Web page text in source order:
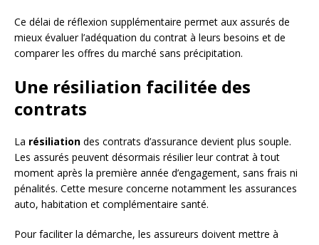
Ce délai de réflexion supplémentaire permet aux assurés de
mieux évaluer l’adéquation du contrat à leurs besoins et de
comparer les offres du marché sans précipitation.
Une résiliation facilitée des
contrats
La résiliation des contrats d’assurance devient plus souple.
Les assurés peuvent désormais résilier leur contrat à tout
moment après la première année d’engagement, sans frais ni
pénalités. Cette mesure concerne notamment les assurances
auto, habitation et complémentaire santé.
Pour faciliter la démarche, les assureurs doivent mettre à